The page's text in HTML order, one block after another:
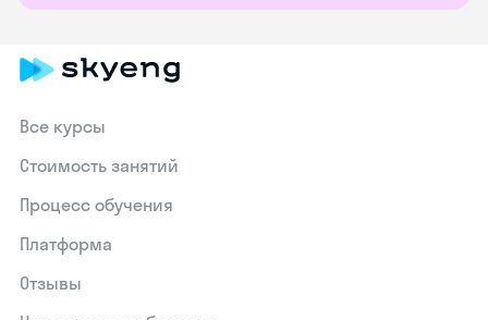
Все курсы
Стоимость занятий
Процесс обучения
Платформа
Отзывы